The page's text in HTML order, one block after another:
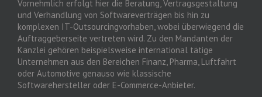
Vornehmlich erfolgt hier die Beratung, Vertragsgestaltung
und Verhandlung von Softwareverträgen bis hin zu
komplexen IT-Outsourcingvorhaben, wobei überwiegend die
Auftraggeberseite vertreten wird. Zu den Mandanten der
Kanzlei gehören beispielsweise international tätige
Unternehmen aus den Bereichen Finanz, Pharma, Luftfahrt
oder Automotive genauso wie klassische
Softwarehersteller oder E-Commerce-Anbieter.